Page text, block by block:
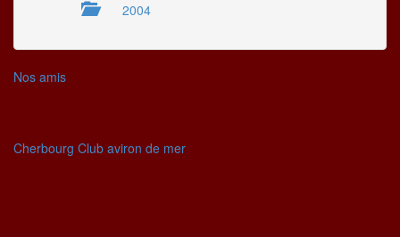
2004
Nos amis
Cherbourg Club aviron de mer